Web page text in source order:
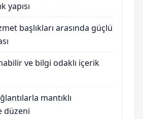
yapısı
başlıkları arasında güçlü
ve bilgi odaklı içerik
mantıklı
düzeni